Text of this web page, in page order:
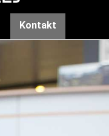
Kontakt